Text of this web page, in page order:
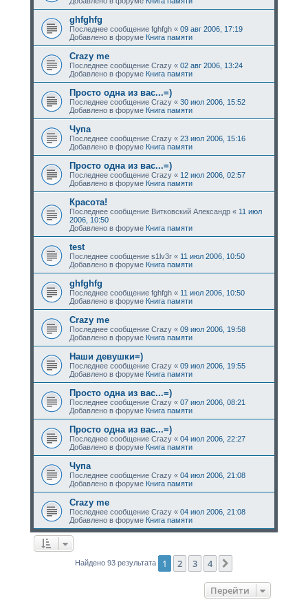
ghfghfg
Последнее сообщение fghfgh« 09 авг 2006, 17:19
Добавлено в форуме Книга памяти
Crazy me
Последнее сообщение Crazy« 02 авг 2006, 13:24
Добавлено в форуме Книга памяти
Просто одна из вас...=)
Последнее сообщение Crazy« 30 июл 2006, 15:52
Добавлено в форуме Книга памяти
Чупа
Последнее сообщение Crazy« 23 июл 2006, 15:16
Добавлено в форуме Книга памяти
Просто одна из вас...=)
Последнее сообщение Crazy« 12 июл 2006, 02:57
Добавлено в форуме Книга памяти
Красота!
Последнее сообщение Витковский Александр« 11 июл
2006, 10:50
Добавлено в форуме Книга памяти
test
Последнее сообщение s1lv3r« 11 июл 2006, 10:50
Добавлено в форуме Книга памяти
ghfghfg
Последнее сообщение fghfgh« 11 июл 2006, 10:50
Добавлено в форуме Книга памяти
Crazy me
Последнее сообщение Crazy« 09 июл 2006, 19:58
Добавлено в форуме Книга памяти
Наши девушки=)
Последнее сообщение Crazy« 09 июл 2006, 19:55
Добавлено в форуме Книга памяти
Просто одна из вас...=)
Последнее сообщение Crazy« 07 июл 2006, 08:21
Добавлено в форуме Книга памяти
Просто одна из вас...=)
Последнее сообщение Crazy« 04 июл 2006, 22:27
Добавлено в форуме Книга памяти
Чупа
Последнее сообщение Crazy« 04 июл 2006, 21:08
Добавлено в форуме Книга памяти
Crazy me
Последнее сообщение Crazy« 04 июл 2006, 21:08
Добавлено в форуме Книга памяти
Найдено 93 результата 1 2 3 4
Перейти